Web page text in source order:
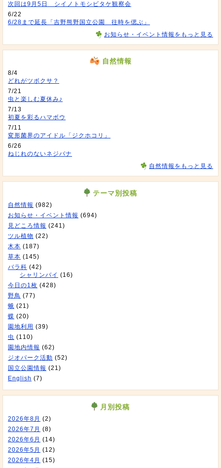
次回は9月5日 シイノトモシビタケ観察会
6/22
6/28まで延長「吉野熊野国立公園 往時を偲ぶ」
お知らせ・イベント情報をもっと見る
自然情報
8/4
どれがツボクサ？
7/21
虫と楽しむ夏休み♪
7/13
初夏を彩るハマボウ
7/11
変形菌界のアイドル「ジクホコリ」
6/26
ねじれのないネジバナ
自然情報をもっと見る
テーマ別投稿
自然情報 (982)
お知らせ・イベント情報 (694)
見どころ情報 (241)
ツル植物 (22)
木本 (187)
草本 (145)
バラ科 (42)
シャリンバイ (16)
今日の1枚 (428)
野鳥 (77)
蛾 (21)
蝶 (20)
園地利用 (39)
虫 (110)
園地内情報 (62)
ジオパーク活動 (52)
国立公園情報 (21)
English (7)
月別投稿
2026年8月 (2)
2026年7月 (8)
2026年6月 (14)
2026年5月 (12)
2026年4月 (15)